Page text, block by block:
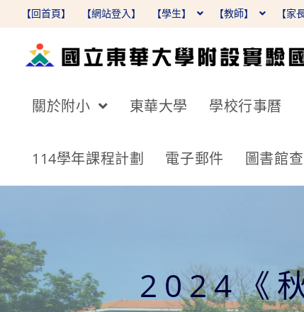
【回首頁】 【網站登入】 【學生】 【教師】 【家
關於附小 東華大學 學校行事曆
114學年課程計劃 電子郵件 圖書館
2024《